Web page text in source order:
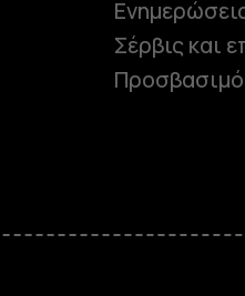
Σέρβις και